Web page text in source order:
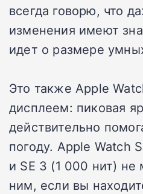
всегда говорю, что
изменения имеют
идет о размере
Это также Apple
дисплеем: пиковая
действительно
погоду. Apple Watch
и SE 3 (1 000 нит) не
ним, если вы